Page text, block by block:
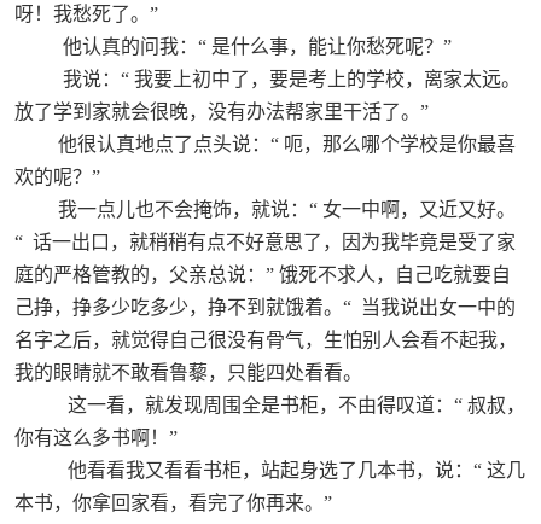
呀！我愁死了。”
他认真的问我：“ 是什么事，能让你愁死呢？”
我说：“ 我要上初中了，要是考上的学校，离家太远。
放了学到家就会很晚，没有办法帮家里干活了。”
他很认真地点了点头说：“ 呃，那么哪个学校是你最喜
欢的呢？”
我一点儿也不会掩饰，就说：“ 女一中啊，又近又好。
“ 话一出口，就稍稍有点不好意思了，因为我毕竟是受了家
庭的严格管教的，父亲总说：” 饿死不求人，自己吃就要自
己挣，挣多少吃多少，挣不到就饿着。“ 当我说出女一中的
名字之后，就觉得自己很没有骨气，生怕别人会看不起我，
我的眼睛就不敢看鲁藜，只能四处看看。
这一看，就发现周围全是书柜，不由得叹道：“ 叔叔，
你有这么多书啊！”
他看看我又看看书柜，站起身选了几本书，说：“ 这几
本书，你拿回家看，看完了你再来。”